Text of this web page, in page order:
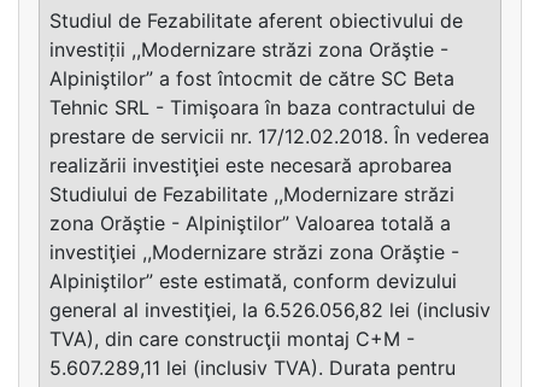
Studiul de Fezabilitate aferent obiectivului de
investiții ,,Modernizare străzi zona Orăştie -
Alpiniştilor” a fost întocmit de către SC Beta
Tehnic SRL - Timişoara în baza contractului de
prestare de servicii nr. 17/12.02.2018. În vederea
realizării investiţiei este necesară aprobarea
Studiului de Fezabilitate ,,Modernizare străzi
zona Orăştie - Alpiniştilor” Valoarea totală a
investiţiei ,,Modernizare străzi zona Orăştie -
Alpiniştilor” este estimată, conform devizului
general al investiţiei, la 6.526.056,82 lei (inclusiv
TVA), din care construcţii montaj C+M -
5.607.289,11 lei (inclusiv TVA). Durata pentru